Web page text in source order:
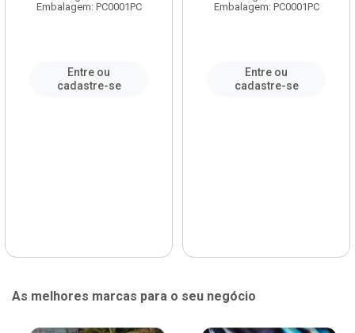
Embalagem: PC0001PC
Entre ou
cadastre-se
Embalagem: PC0001PC
Entre ou
cadastre-se
As melhores marcas para o seu negócio